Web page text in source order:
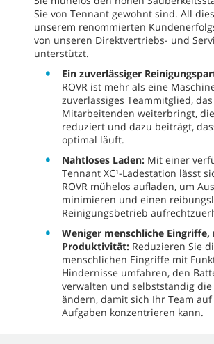
Sie von Tennant gewohnt sind. All
unserem renommierten
von unseren Direktvertriebs- und
unterstützt.
Ein zuverlässiger
ROVR ist mehr als eine
zuverlässiges Teammitglied,
Mitarbeitenden weiterbringt,
reduziert und dazu beiträgt,
optimal läuft.
Nahtloses Laden: Mit einer
Tennant XC¹-Ladestation lässt
ROVR mühelos aufladen, um
minimieren und einen
Reinigungsbetrieb
Weniger menschliche Eingriffe,
Produktivität: Reduzieren Sie
menschlichen Eingriffe mit
Hindernisse umfahren, den
verwalten und selbstständig die
ändern, damit sich Ihr Team
Aufgaben konzentrieren kann.